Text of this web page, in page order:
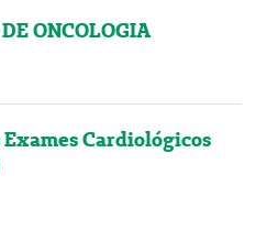
ONCOLOGIA
Cardiológicos